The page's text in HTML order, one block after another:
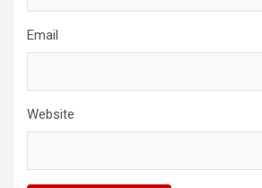
Email
Website